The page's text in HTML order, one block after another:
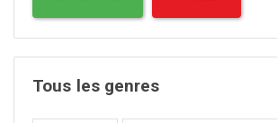
Tous les genres